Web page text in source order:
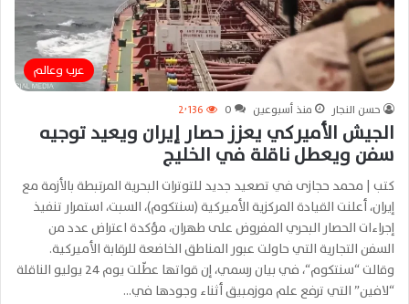
عرب وعالم
حسن النجار منذ أسبوعين 0 2٬136
الجيش الأميركي يعزز حصار إيران ويعيد توجيه
سفن ويعطل ناقلة في الخليج
كتب | محمد حجازى في تصعيد جديد للتوترات البحرية المرتبطة بالأزمة مع
إيران، أعلنت القيادة المركزية الأميركية (سنتكوم)، السبت، استمرار تنفيذ
إجراءات الحصار البحري المفروض على طهران، مؤكدة اعتراض عدد من
السفن التجارية التي حاولت عبور المناطق الخاضعة للرقابة الأميركية.
وقالت “سنتكوم“، في بيان رسمي، إن قواتها عطّلت يوم 24 يوليو الناقلة
“لافين” التي ترفع علم موزمبيق أثناء وجودها في…